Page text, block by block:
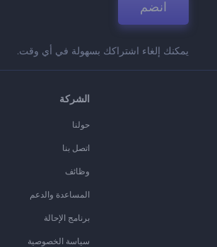
انضم
يمكنك إلغاء اشتراكك بسهولة في أي وقت.
الشركة
حولنا
اتصل بنا
وظائف
المساعدة والدعم
برنامج الإحالة
سياسة الخصوصية